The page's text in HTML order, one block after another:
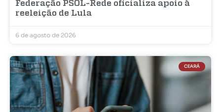
Federação PSOL-Rede oficializa apoio à
reeleição de Lula
6 de agosto de 2026
CEARÁ